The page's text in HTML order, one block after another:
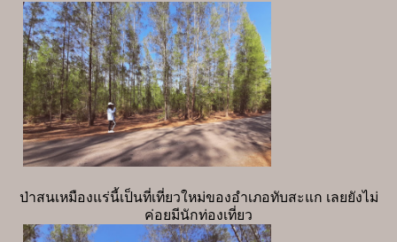
ป่าสนเหมืองแร่นี้เป็นที่เที่ยวใหม่ของอำเภอทับสะแก เลยยังไม่
ค่อยมีนักท่องเที่ยว